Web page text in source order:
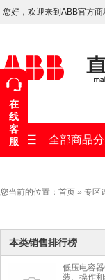
您好，欢迎来到ABB官方商
全部商品
您当前的位置： 首页 » 专区
本类销售排行榜
低压电容
装、操作
在
线
客
服